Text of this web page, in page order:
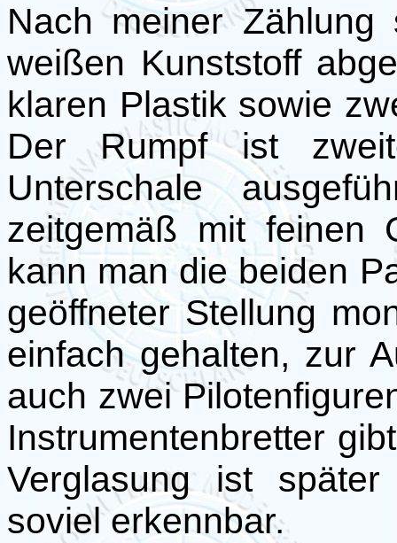
Nach meiner
weißen Kunststoff
klaren Plastik sowie
Der Rumpf ist
Unterschale
zeitgemäß mit feinen
kann man die beiden
geöffneter Stellung
einfach gehalten, zur
auch zwei
Instrumentenbretter
Verglasung ist
soviel erkennbar.